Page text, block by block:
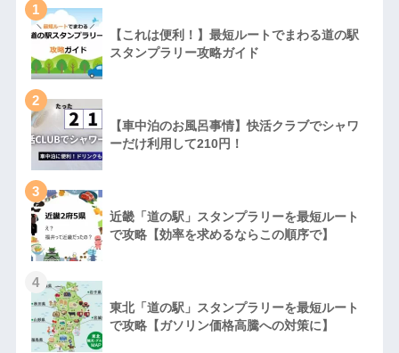
1
【これは便利！】最短ルートでまわる道の駅
スタンプラリー攻略ガイド
2
【車中泊のお風呂事情】快活クラブでシャワ
ーだけ利用して210円！
3
近畿「道の駅」スタンプラリーを最短ルート
で攻略【効率を求めるならこの順序で】
4
東北「道の駅」スタンプラリーを最短ルート
で攻略【ガソリン価格高騰への対策に】